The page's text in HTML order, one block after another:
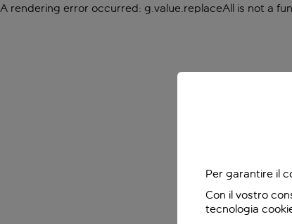
A rendering error occurred: g.value.replaceAll is not a
Per garantire il
Con il vostro
tecnologia